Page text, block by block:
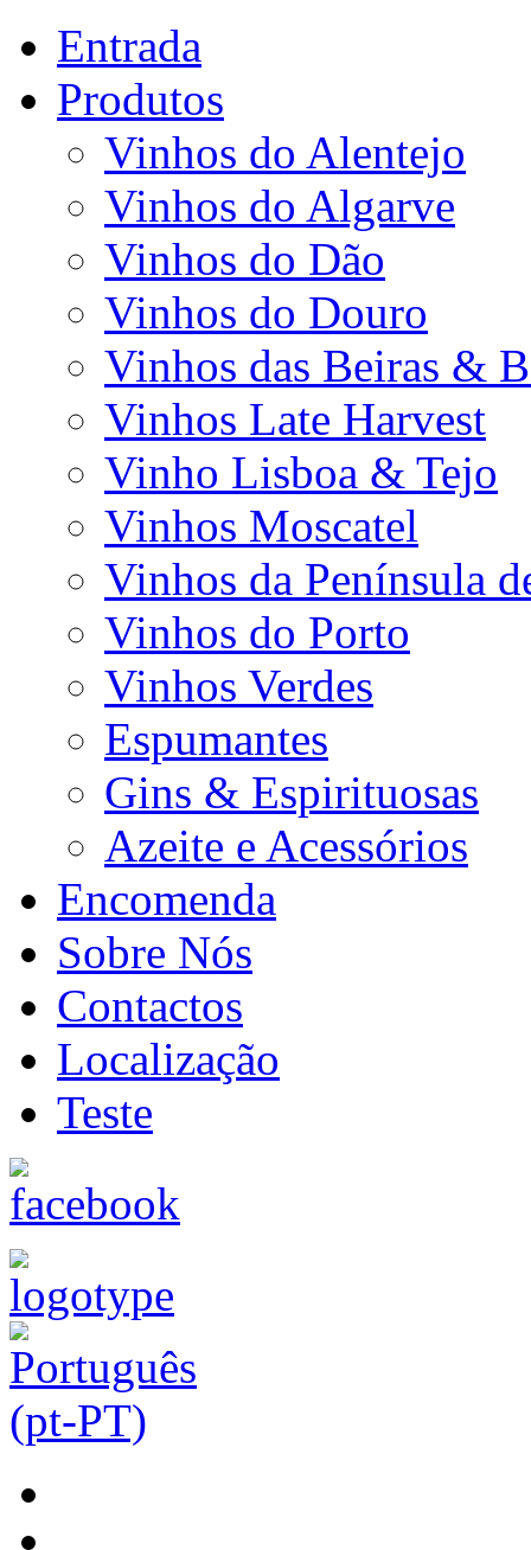
Entrada
Produtos
Vinhos do Alentejo
Vinhos do Algarve
Vinhos do Dão
Vinhos do Douro
Vinhos das Beiras &
Vinhos Late Harvest
Vinho Lisboa & Tejo
Vinhos Moscatel
Vinhos da Península
Vinhos do Porto
Vinhos Verdes
Espumantes
Gins & Espirituosas
Azeite e Acessórios
Encomenda
Sobre Nós
Contactos
Localização
Teste